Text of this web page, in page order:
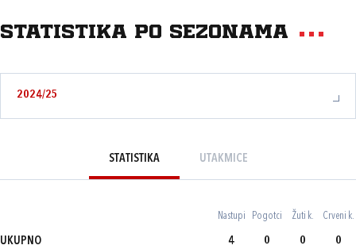
Statistika po sezonama
2024/25
STATISTIKA UTAKMICE
Nastupi Pogotci Žuti k. Crveni k.
UKUPNO 4 0 0 0